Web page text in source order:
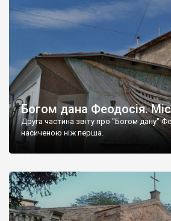
Богом дана Феодосія.
Друга частина звіту про "Богом дану"
насиченою ніж перша.